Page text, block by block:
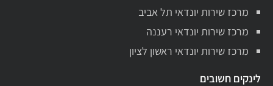
מרכז שירות יונדאי תל אביב
מרכז שירות יונדאי רעננה
מרכז שירות יונדאי ראשון לציון
לינקים חשובים